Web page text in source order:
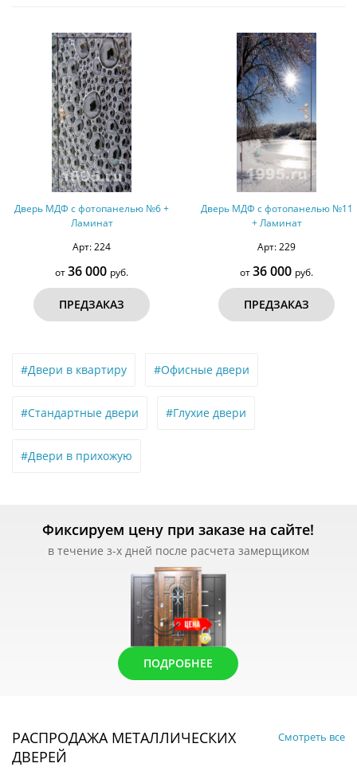
Дверь МДФ с фотопанелью №6 +
Ламинат
Арт: 224
от36 000 руб.
ПРЕДЗАКАЗ
Дверь МДФ с фотопанелью №11
+ Ламинат
Арт: 229
от36 000 руб.
ПРЕДЗАКАЗ
#Двери в квартиру #Офисные двери
#Стандартные двери #Глухие двери
#Двери в прихожую
Фиксируем цену при заказе на сайте!
в течение з-х дней после расчета замерщиком
ПОДРОБНЕЕ
РАСПРОДАЖА МЕТАЛЛИЧЕСКИХ
ДВЕРЕЙ
Смотреть все